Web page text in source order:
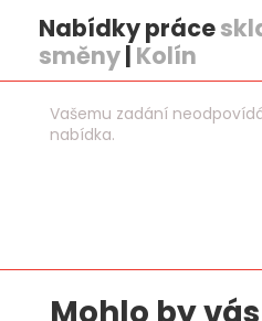
Nabídky práce
směny| Kolín
Vašemu zadání
nabídka.
Mohlo by vás